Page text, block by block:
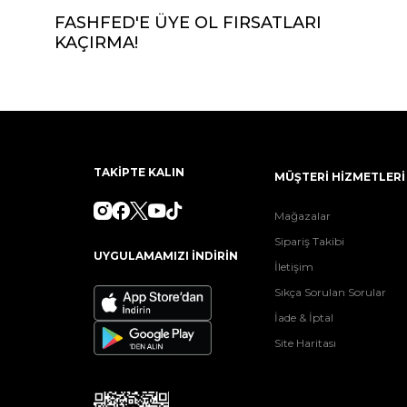
FASHFED'E ÜYE OL FIRSATLARI
KAÇIRMA!
TAKİPTE KALIN
UYGULAMAMIZI İNDİRİN
MÜŞTERİ HİZMETLERİ
Mağazalar
Sipariş Takibi
İletişim
Sıkça Sorulan Sorular
İade & İptal
Site Haritası